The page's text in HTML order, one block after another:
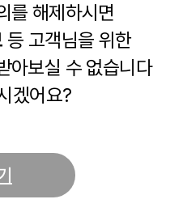
를 해제하시면
등 고객님을 위한
아보실 수 없습니다
겠어요?